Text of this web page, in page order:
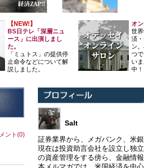
【NEW!】
BS日テレ「深層ニュ
ース」に出演しまし
た。
「ミュトス」の提供停
止命令などについて解
説しました。
オ
世
済
ン
つ
い
中！
ント(0)
Salt
証券業界から、メガバンク、米銀
現在は投資助言会社を設立し独
の資産管理をする傍ら、金融情報